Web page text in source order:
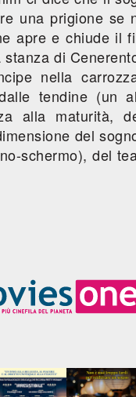
una prigione se
apre e chiude il
di
nella
tendine (un
alla maturità,
del
schermo), del